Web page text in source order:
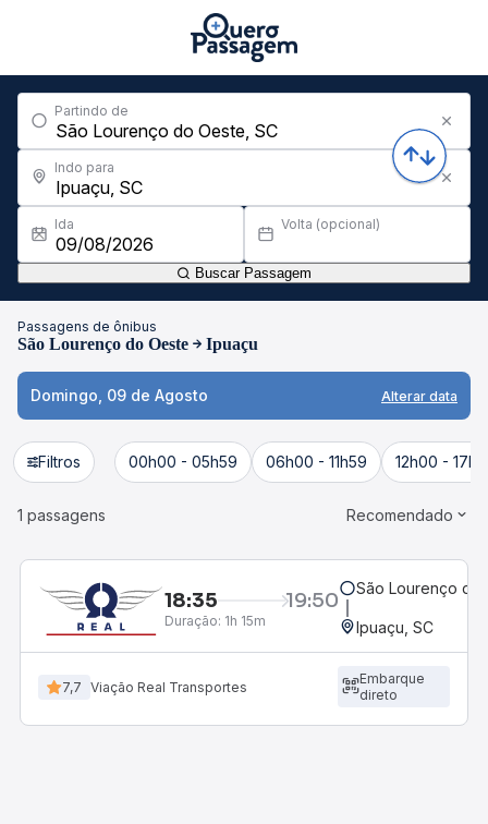
Partindo de
Indo para
Ida Volta (opcional)
Buscar Passagem
Passagens de ônibus
São Lourenço do Oeste Ipuaçu
Domingo, 09 de Agosto Alterar data
Filtros 00h00 - 05h59 06h00 - 11h59 12h00 -
1 passagens Recomendado
18:35 19:50
Duração: 1h 15m
São Lourenço do
Ipuaçu, SC
7,7 Viação Real Transportes
Embarque
direto